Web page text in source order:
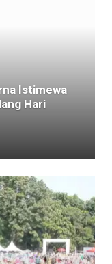
Istimewa
Hari